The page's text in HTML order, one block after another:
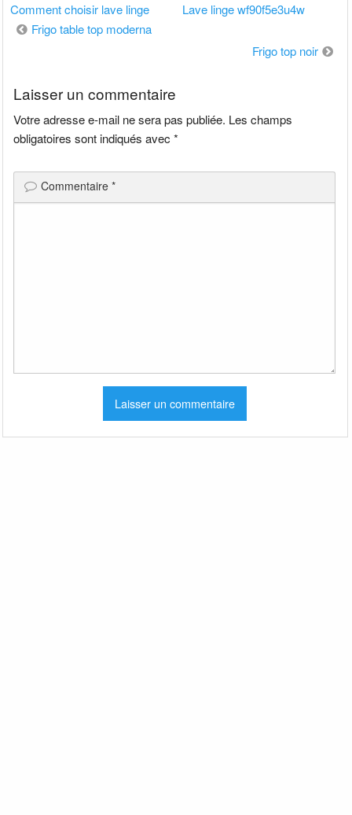
Comment choisir lave linge Lave linge wf90f5e3u4w
Navigation
Frigo table top moderna
Frigo top noir
Laisser un commentaire
Votre adresse e-mail ne sera pas publiée. Les champs
obligatoires sont indiqués avec*
Commentaire*